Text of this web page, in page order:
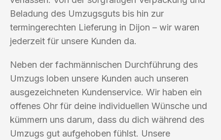
Beladung des Umzugsguts bis hin zur
termingerechten Lieferung in Dijon – wir waren
jederzeit für unsere Kunden da.
Neben der fachmännischen Durchführung des
Umzugs loben unsere Kunden auch unseren
ausgezeichneten Kundenservice. Wir haben ein
offenes Ohr für deine individuellen Wünsche und
kümmern uns darum, dass du dich während des
Umzugs gut aufgehoben fühlst. Unsere